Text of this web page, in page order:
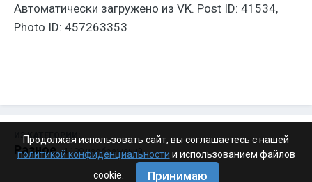
Автоматически загружено из VK. Post ID: 41534,
Photo ID: 457263353
ИЗ КАТЕГОРИИ:
Разное · 4 199 изображений
Продолжая использовать сайт, вы соглашаетесь с нашей
политикой конфиденциальности и использованием файлов
cookie.
Принимаю